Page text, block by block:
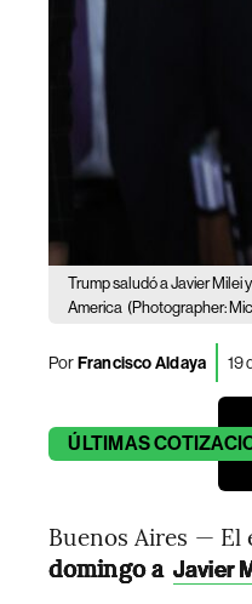
Trump saludó a Javier Milei
America (Photographer:
PorFrancisco Aldaya 19
ÚLTIMAS
Buenos Aires — El
domingo a Javier